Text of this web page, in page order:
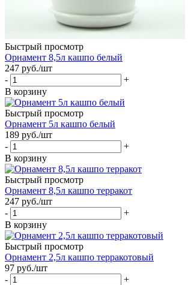
Быстрый просмотр
Орнамент 8,5л кашпо белый
247 руб./шт
-
+
В корзину
Быстрый просмотр
Орнамент 5л кашпо белый
189 руб./шт
-
+
В корзину
Быстрый просмотр
Орнамент 8,5л кашпо терракот
247 руб./шт
-
+
В корзину
Быстрый просмотр
Орнамент 2,5л кашпо терракотовый
97 руб./шт
-
+